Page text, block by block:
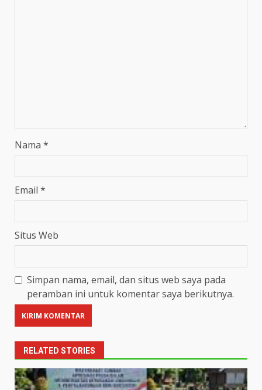
Nama *
Email *
Situs Web
Simpan nama, email, dan situs web saya pada
peramban ini untuk komentar saya berikutnya.
RELATED STORIES